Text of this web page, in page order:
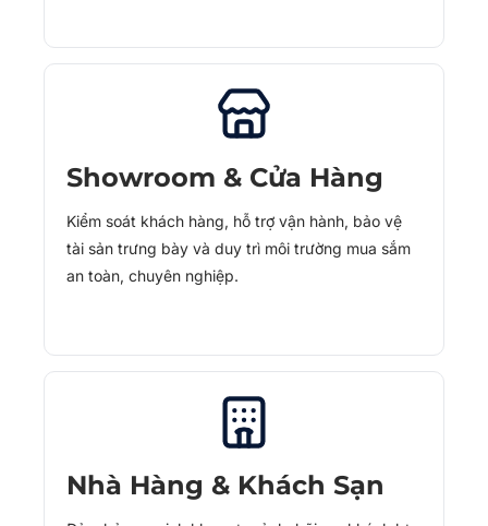
Showroom & Cửa Hàng
Kiểm soát khách hàng, hỗ trợ vận hành, bảo vệ
tài sản trưng bày và duy trì môi trường mua sắm
an toàn, chuyên nghiệp.
Nhà Hàng & Khách Sạn